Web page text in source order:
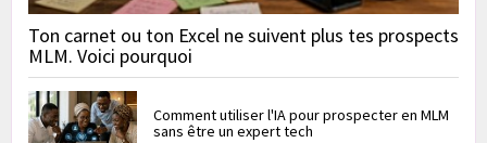
Ton carnet ou ton Excel ne suivent plus tes prospects
MLM. Voici pourquoi
Comment utiliser l'IA pour prospecter en MLM
sans être un expert tech